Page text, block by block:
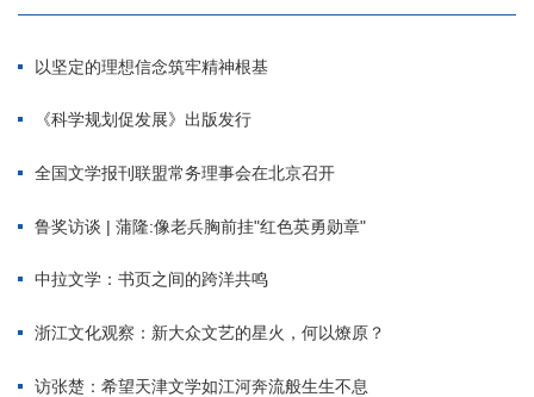
以坚定的理想信念筑牢精神根基
《科学规划促发展》出版发行
全国文学报刊联盟常务理事会在北京召开
鲁奖访谈 | 蒲隆:像老兵胸前挂"红色英勇勋章"
中拉文学：书页之间的跨洋共鸣
浙江文化观察：新大众文艺的星火，何以燎原？
访张楚：希望天津文学如江河奔流般生生不息